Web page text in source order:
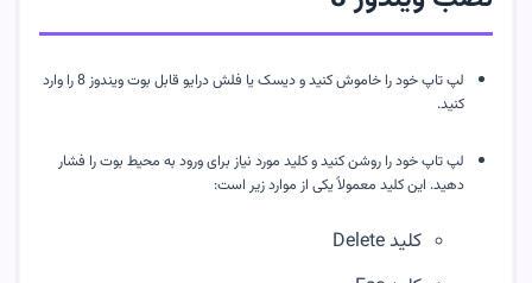
کنید.
دهید. این کلید معمولاً یکی از موارد زیر است:
کلید Delete